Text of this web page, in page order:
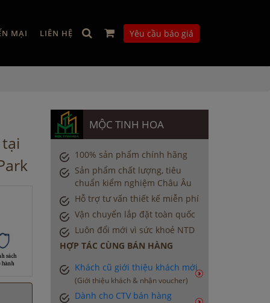
MẠI LIÊN HỆ Yêu cầu báo giá
MỘC TINH HOA
100% sản phẩm chính hãng
Sản phẩm chất lượng, tiêu
chuẩn kiểm nghiệm Châu Âu
Hỗ trợ tư vấn thiết kế miễn phí
Vận chuyển lắp đặt toàn quốc
Luôn đổi mới vì sức khoẻ NTD
HỢP TÁC CÙNG BÁN HÀNG
Khách cũ giới thiệu khách mới
(Giới thiệu khách & nhận voucher)
Dành cho CTV bán hàng